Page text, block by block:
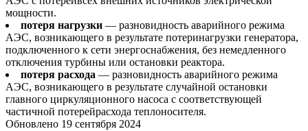
мощности.
потеря нагрузки — разновидность аварийного режима
АЭС, возникающего в результате потеринагрузки генератора,
подключенного к сети энергоснабжения, без немедленного
отключения турбины или остановки реактора.
потеря расхода — разновидность аварийного режима
АЭС, возникающего в результате случайной остановки
главного циркуляционного насоса с соответствующей
частичной потерейрасхода теплоносителя.
Обновлено 19 сентября 2024